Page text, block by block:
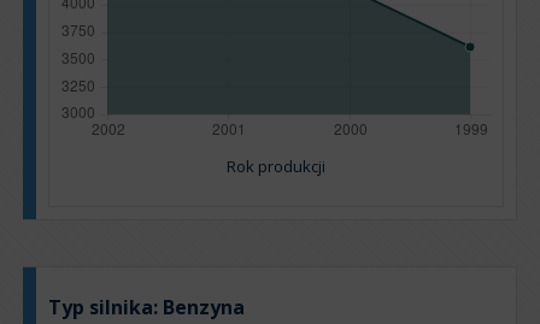
Rok produkcji
Typ silnika: Benzyna